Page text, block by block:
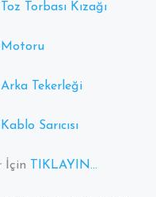
Toz Torbası Kızağı
Motoru
Arka Tekerleği
Kablo Sarıcısı
İçin TIKLAYIN…